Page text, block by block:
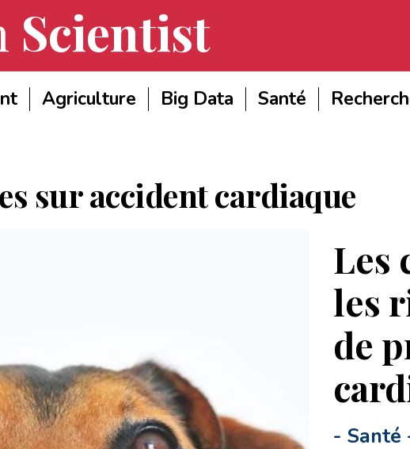
Scientist
Agriculture Big Data Santé
suraccident cardiaque
Les
les
de
-Santé